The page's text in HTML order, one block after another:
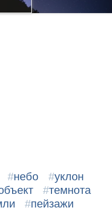
#небо #уклон
#темнота
#пейзажи